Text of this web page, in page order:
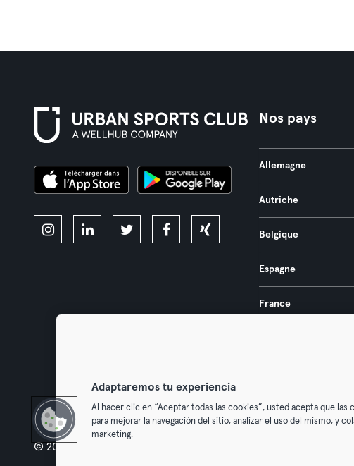
Nos pays
Allemagne
Autriche
Belgique
Espagne
France
© 2026 Urban Sports Group GmbH. All rights reserved.
Adaptaremos tu experiencia
Al hacer clic en “Aceptar todas las cookies”, usted acepta que las
para mejorar la navegación del sitio, analizar el uso del mismo, y
marketing.